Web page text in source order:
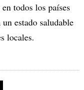
todos los países
estado saludable
locales.